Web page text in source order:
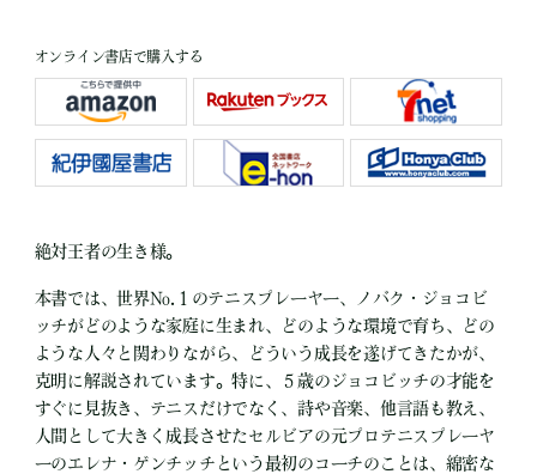
オンライン書店で購入する
絶対王者の生き様。
本書では、世界No.１のテニスプレーヤー、ノバク・ジョコビ
ッチがどのような家庭に生まれ、どのような環境で育ち、どの
ような人々と関わりながら、どういう成長を遂げてきたかが、
克明に解説されています。特に、５歳のジョコビッチの才能を
すぐに見抜き、テニスだけでなく、詩や音楽、他言語も教え、
人間として大きく成長させたセルビアの元プロテニスプレーヤ
ーのエレナ・ゲンチッチという最初のコーチのことは、綿密な